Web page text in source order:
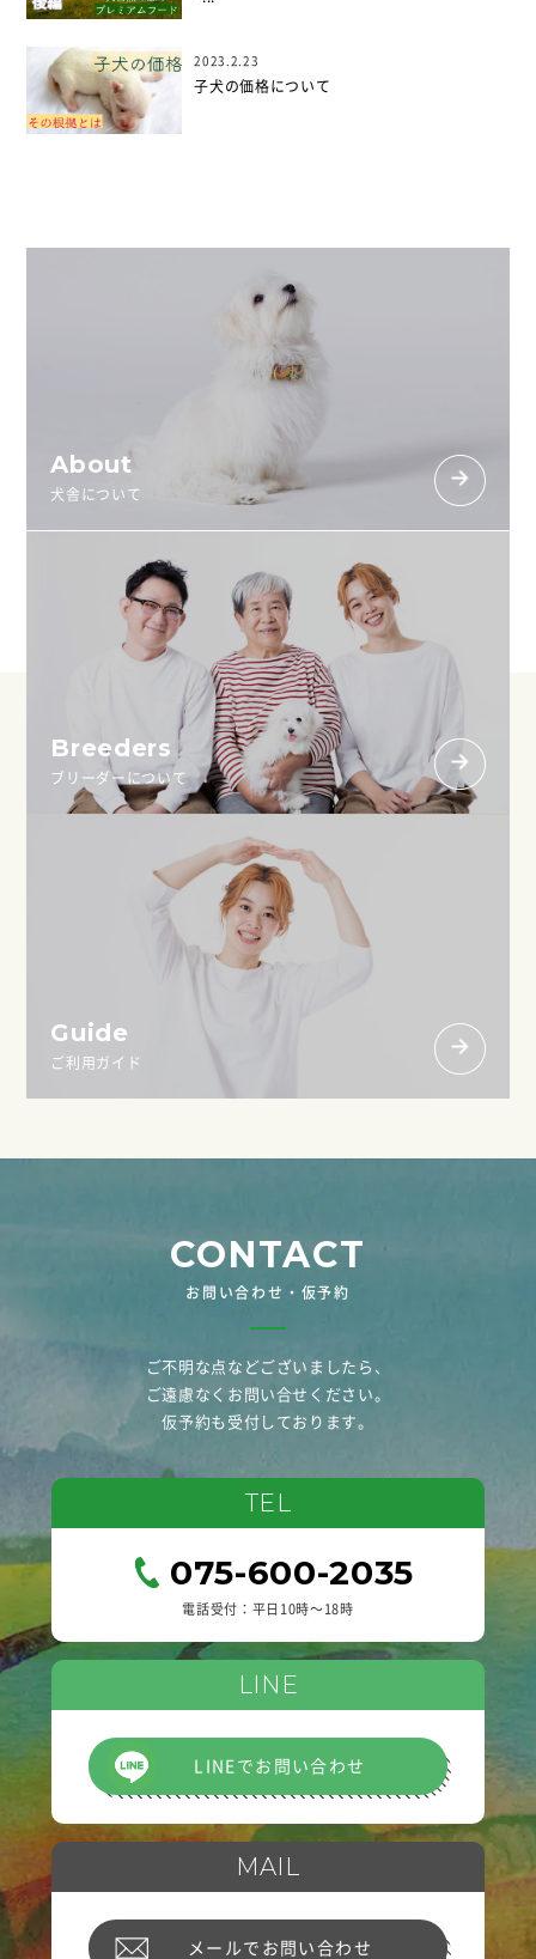
2023.2.23
子犬の価格について
About
犬舎について
Breeders
ブリーダーについて
Guide
ご利用ガイド
CONTACT
お問い合わせ・仮予約
ご不明な点などございましたら、
ご遠慮なくお問い合せください。
仮予約も受付しております。
TEL
075-600-2035
電話受付：平日10時〜18時
LINE
LINEでお問い合わせ
MAIL
メールでお問い合わせ